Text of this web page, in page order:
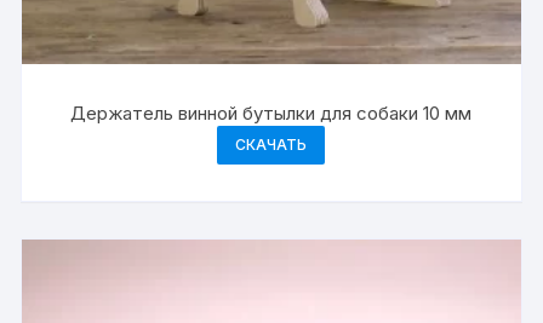
Держатель винной бутылки для собаки 10 мм
СКАЧАТЬ